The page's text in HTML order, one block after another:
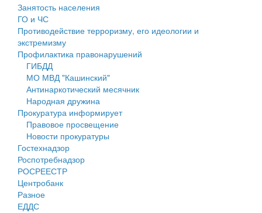
Оценка регулирующего воздействия
Деятельность МУ
Нормативы градостроительного проектирования
Правила землепользования и застройки
Генеральные планы
Проекты планировки территории
Собрание депутатов
Городское поселение
Сельские поселения
Занятость населения
ГО и ЧС
Противодействие терроризму, его идеологии и
экстремизму
Профилактика правонарушений
ГИБДД
МО МВД "Кашинский"
Антинаркотический месячник
Народная дружина
Прокуратура информирует
Правовое просвещение
Новости прокуратуры
Гостехнадзор
Роспотребнадзор
РОСРЕЕСТР
Центробанк
Разное
ЕДДС